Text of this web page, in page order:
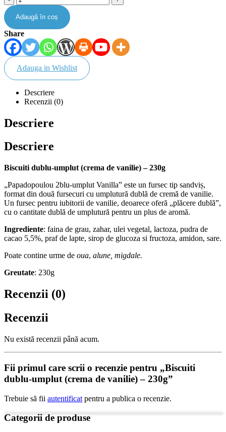
Adaugă în coș
Share
Adauga in Wishlist
Descriere
Recenzii (0)
Descriere
Descriere
Biscuiti dublu-umplut (crema de vanilie) – 230g
„Papadopoulou 2blu-umplut Vanilla” este un fursec tip sandviș,
format din două fursecuri cu umplutură dublă de cremă de vanilie.
Un fursec pentru iubitorii de vanilie, deoarece oferă „plăcere dublă”,
cu o cantitate dublă de umplutură pentru un plus de aromă.
Ingrediente: faina de grau, zahar, ulei vegetal, lactoza, pudra de
cacao 5,5%, praf de lapte, sirop de glucoza si fructoza, amidon, sare.
Poate contine urme de oua, alune, migdale.
Greutate: 230g
Recenzii (0)
Recenzii
Nu există recenzii până acum.
Fii primul care scrii o recenzie pentru „Biscuiti
dublu-umplut (crema de vanilie) – 230g”
Trebuie să fii autentificat pentru a publica o recenzie.
Categorii de produse